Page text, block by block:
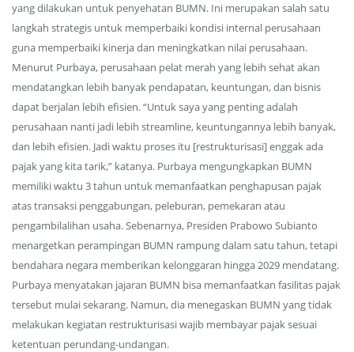
yang dilakukan untuk penyehatan BUMN. Ini merupakan salah satu
langkah strategis untuk memperbaiki kondisi internal perusahaan
guna memperbaiki kinerja dan meningkatkan nilai perusahaan.
Menurut Purbaya, perusahaan pelat merah yang lebih sehat akan
mendatangkan lebih banyak pendapatan, keuntungan, dan bisnis
dapat berjalan lebih efisien. “Untuk saya yang penting adalah
perusahaan nanti jadi lebih streamline, keuntungannya lebih banyak,
dan lebih efisien. Jadi waktu proses itu [restrukturisasi] enggak ada
pajak yang kita tarik,” katanya. Purbaya mengungkapkan BUMN
memiliki waktu 3 tahun untuk memanfaatkan penghapusan pajak
atas transaksi penggabungan, peleburan, pemekaran atau
pengambilalihan usaha. Sebenarnya, Presiden Prabowo Subianto
menargetkan perampingan BUMN rampung dalam satu tahun, tetapi
bendahara negara memberikan kelonggaran hingga 2029 mendatang.
Purbaya menyatakan jajaran BUMN bisa memanfaatkan fasilitas pajak
tersebut mulai sekarang. Namun, dia menegaskan BUMN yang tidak
melakukan kegiatan restrukturisasi wajib membayar pajak sesuai
ketentuan perundang-undangan.